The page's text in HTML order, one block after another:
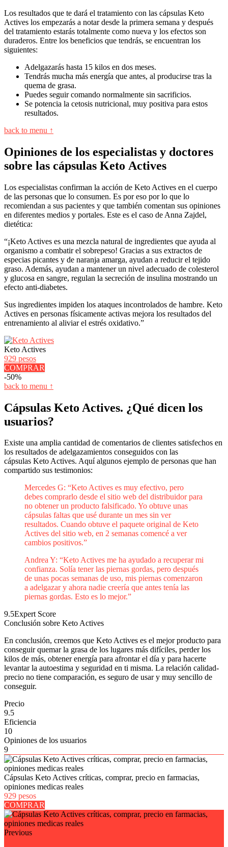
Los resultados que te dará el tratamiento con las cápsulas Keto
Actives los empezarás a notar desde la primera semana y después
del tratamiento estarás totalmente como nueva y los efectos son
duraderos. Entre los beneficios que tendrás, se encuentran los
siguientes:
Adelgazarás hasta 15 kilos en dos meses.
Tendrás mucha más energía que antes, al producirse tras la
quema de grasa.
Puedes seguir comando normalmente sin sacrificios.
Se potencia la cetosis nutricional, muy positiva para estos
resultados.
back to menu ↑
Opiniones de los especialistas y doctores
sobre las cápsulas Keto Actives
Los especialistas confirman la acción de Keto Actives en el cuerpo
de las personas que lo consumen. Es por eso por lo que lo
recomiendan a sus pacientes y que también comentan sus opiniones
en diferentes medios y portales. Este es el caso de Anna Zajdel,
dietética:
“¡Keto Actives es una mezcla natural de ingredientes que ayuda al
organismo a combatir el sobrepeso! Gracias a sus extractos de
especias picantes y de naranja amarga, ayudan a reducir el tejido
graso. Además, ayudan a mantener un nivel adecuado de colesterol
y glucosa en sangre, regulan la secreción de insulina mostrando un
efecto anti-diabetes.
Sus ingredientes impiden los ataques incontrolados de hambre. Keto
Actives en personas físicamente activas mejora los resultados del
entrenamiento al aliviar el estrés oxidativo.”
Keto Actives
929 pesos
COMPRAR
-50%
back to menu ↑
Cápsulas Keto Actives. ¿Qué dicen los
usuarios?
Existe una amplia cantidad de comentarios de clientes satisfechos en
los resultados de adelgazamientos conseguidos con las
cápsulas Keto Actives. Aquí algunos ejemplo de personas que han
compartido sus testimonios:
Mercedes G: “Keto Actives es muy efectivo, pero
debes comprarlo desde el sitio web del distribuidor para
no obtener un producto falsificado. Yo obtuve unas
cápsulas faltas que usé durante un mes sin ver
resultados. Cuando obtuve el paquete original de Keto
Actives del sitio web, en 2 semanas comencé a ver
cambios positivos.”
Andrea Y: “Keto Actives me ha ayudado a recuperar mi
confianza. Solía tener las piernas gordas, pero después
de unas pocas semanas de uso, mis piernas comenzaron
a adelgazar y ahora nadie creería que antes tenía las
piernas gordas. Esto es lo mejor.”
9.5Expert Score
Conclusión sobre Keto Actives
En conclusión, creemos que Keto Actives es el mejor producto para
conseguir quemar la grasa de los lugares más difíciles, perder los
kilos de más, obtener energía para afrontar el día y para hacerte
levantar la autoestima y seguridad en ti misma. La relación calidad-
precio no tiene comparación, es seguro de usar y muy sencillo de
conseguir.
Precio
9.5
Eficiencia
10
Opiniones de los usuarios
9
Cápsulas Keto Actives críticas, comprar, precio en farmacias,
opiniones medicas reales
929 pesos
COMPRAR
Previous